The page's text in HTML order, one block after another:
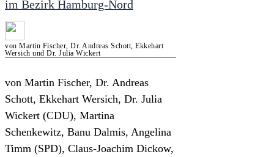
im Bezirk Hamburg-Nord
von Martin Fischer, Dr. Andreas Schott, Ekkehart
Wersich und Dr. Julia Wickert
von Martin Fischer, Dr. Andreas
Schott, Ekkehart Wersich, Dr. Julia
Wickert (CDU), Martina
Schenkewitz, Banu Dalmis, Angelina
Timm (SPD), Claus-Joachim Dickow,